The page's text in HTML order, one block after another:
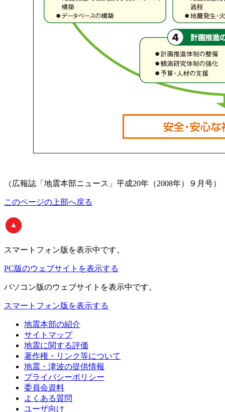
（広報誌「地震本部ニュース」平成20年（2008年）９月号）
このページの上部へ戻る
スマートフォン版 を表示中です。
PC版のウェブサイトを表示する
パソコン版のウェブサイトを表示中です。
スマートフォン版を表示する
地震本部の紹介
サイトマップ
地震に関する評価
著作権・リンク等について
地震・津波の提供情報
プライバシーポリシー
委員会資料
よくある質問
ユーザ向け